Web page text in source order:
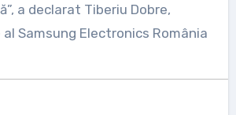
a declarat Tiberiu Dobre,
Samsung Electronics România